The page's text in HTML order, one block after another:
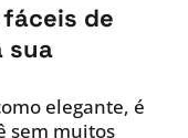
de
sua
elegante, é
sem muitos